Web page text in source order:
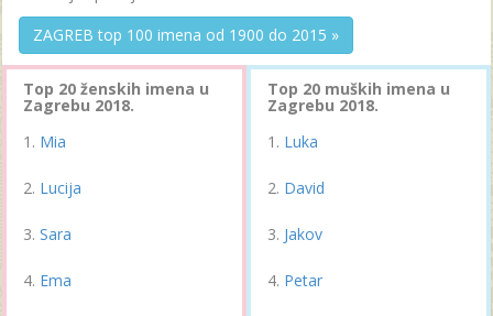
ZAGREB top 100 imena od 1900 do 2015 »
Top 20 ženskih imena u
Zagrebu 2018.
Mia
Lucija
Sara
Ema
Top 20 muških imena u
Zagrebu 2018.
Luka
David
Jakov
Petar